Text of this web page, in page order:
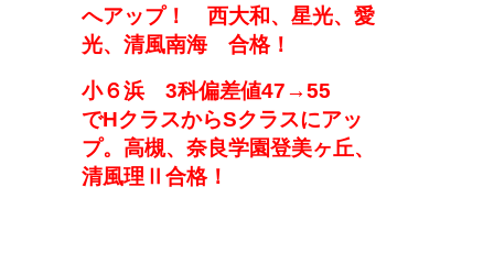
へアップ！ 西大和、星光、愛
光、清風南海
合格！
小６浜
3科偏差値47→55
でHクラスからSクラスにアッ
プ。高槻、奈良学園登美ヶ丘、
清風理Ⅱ 合格！